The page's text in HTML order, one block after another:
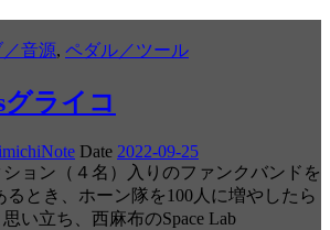
音源, ペダル／ツール
ライコ
Date 2022-09-25
ョン（４名）入りのファンクバンドを
とき、ホーン隊を100人に増やしたら
い立ち、西麻布のSpace Lab